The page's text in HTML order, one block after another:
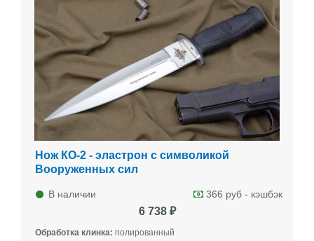
Нож КО-2 - эластрон с символикой
Вооруженных сил
В наличии 366 руб - кэшбэк
6 738 ₽
Обработка клинка: полированный